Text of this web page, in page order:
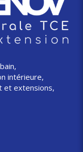
intérieure,
et extensions,